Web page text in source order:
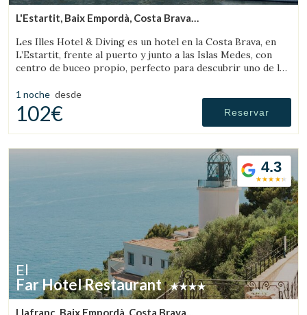
L'Estartit, Baix Empordà, Costa Brava
Les Illes Hotel & Diving es un hotel en la Costa Brava, en
L’Estartit, frente al puerto y junto a las Islas Medes, con
centro de buceo propio, perfecto para descubrir uno de los
1 noche desde
102€ Reservar
4.3
El
Far Hotel Restaurant
Llafranc, Baix Empordà, Costa Brava